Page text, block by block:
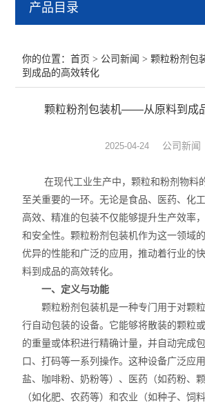
产品目录
工业自动化称重系统
在线分级分选系统
工业称重元器件
云称重管理软件
你的位置：首页 > 公司新闻 > 颗粒粉剂
到成品的高效转化
颗粒粉剂包装机——从原料到成
2025-04-24 公司新闻
在现代工业生产中，颗粒和粉剂物料
至关重要的一环。无论是食品、医药、化
高效、精准的包装不仅能够提升生产效率
和安全性。颗粒粉剂包装机作为这一领域
优异的性能和广泛的应用，推动着行业的
料到成品的高效转化。
一、定义与功能
颗粒粉剂包装机是一种专门用于对颗粒
行自动包装的设备。它能够将散装的颗粒
的重量或体积进行精确计量，并自动完成
口、打码等一系列操作。这种设备广泛应
盐、咖啡粉、奶粉等）、医药（如药粉、
（如化肥、农药等）和农业（如种子、饲